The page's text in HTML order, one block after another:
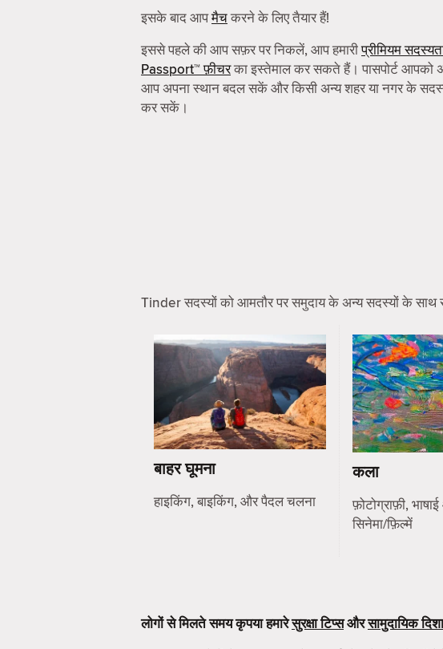
इसके बाद आपमैचकरने के लिए तैयार हैं!
इससे पहले की आप सफ़र पर निकलें, आप हमारीप्रीमियम
Passport™ फ़ीचरका इस्तेमाल कर सकते हैं। पासपोर्ट आपको
आप अपना स्थान बदल सकें और किसी अन्य शहर या नगर के
कर सकें।
Tinder सदस्यों को आमतौर पर समुदाय के अन्य सदस्यों के साथ
बाहर घूमना
हाइकिंग, बाइकिंग, और पैदल चलना
कला
फ़ोटोग्राफ़ी,
सिनेमा/फ़िल्में
लोगों से मिलते समय कृपया हमारेसुरक्षा टिप्सऔरसामुदायिक